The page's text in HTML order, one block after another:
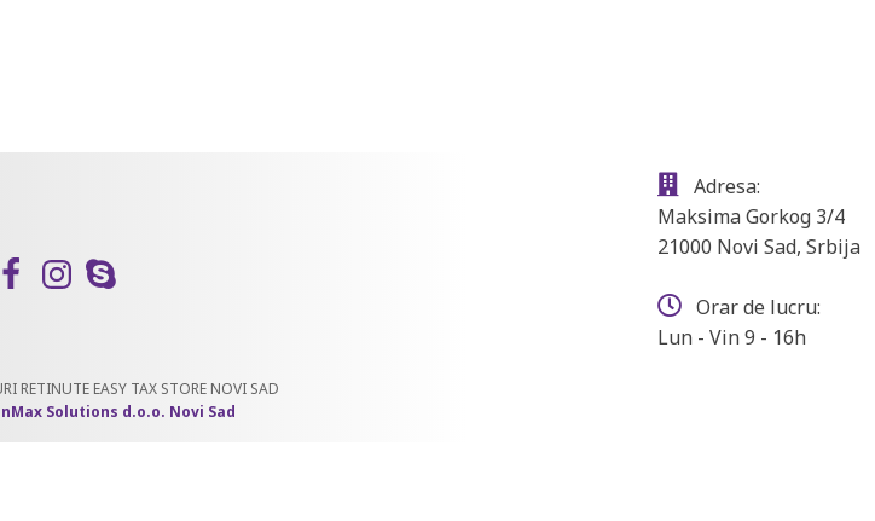
Adresa:
Maksima Gorkog 3/4
21000 Novi Sad, Srbija
Orar de lucru:
Lun - Vin 9 - 16h
RETINUTE EASY TAX STORE NOVI SAD
Solutions d.o.o. Novi Sad